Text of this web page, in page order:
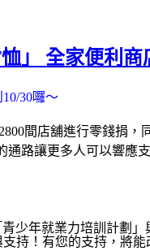
」 全家便利
30囉～
間店舖進行零錢捐
通路讓更多人可以響應
少年就業力培訓計劃
持！ 有您的支持，將